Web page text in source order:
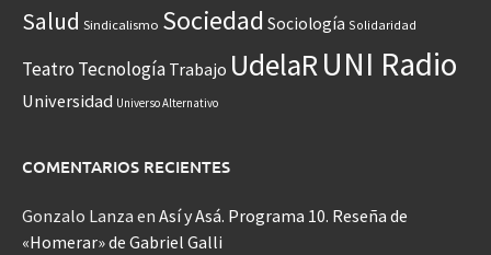
Salud Sindicalismo Sociedad Sociología Solidaridad
Teatro Tecnología Trabajo UdelaRUNI Radio
Universidad Universo Alternativo
COMENTARIOS RECIENTES
Gonzalo Lanza en Así y Asá. Programa 10. Reseña de
«Homerar» de Gabriel Galli